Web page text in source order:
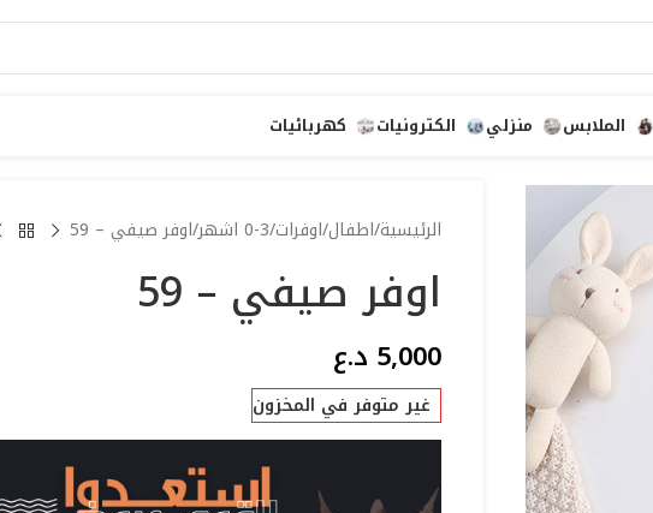
الملابس منزلي الكترونيات كهربائيات
الرئيسية اطفالاوفرات 0-3 اشهر اوفر صيفي – 59
اوفر صيفي – 59
5,000 د.ع
غير متوفر في المخزون